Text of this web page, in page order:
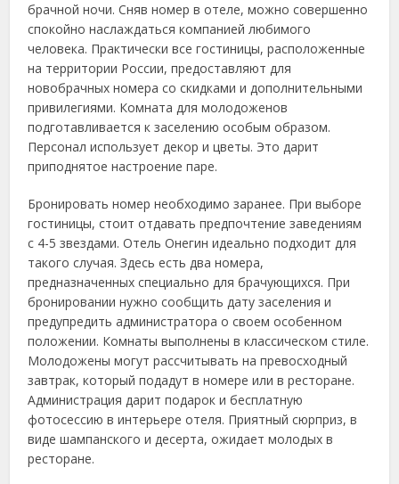
брачной ночи. Сняв номер в отеле, можно совершенно
спокойно наслаждаться компанией любимого
человека. Практически все гостиницы, расположенные
на территории России, предоставляют для
новобрачных номера со скидками и дополнительными
привилегиями. Комната для молодоженов
подготавливается к заселению особым образом.
Персонал использует декор и цветы. Это дарит
приподнятое настроение паре.
Бронировать номер необходимо заранее. При выборе
гостиницы, стоит отдавать предпочтение заведениям
с 4-5 звездами. Отель Онегин идеально подходит для
такого случая. Здесь есть два номера,
предназначенных специально для брачующихся. При
бронировании нужно сообщить дату заселения и
предупредить администратора о своем особенном
положении. Комнаты выполнены в классическом стиле.
Молодожены могут рассчитывать на превосходный
завтрак, который подадут в номере или в ресторане.
Администрация дарит подарок и бесплатную
фотосессию в интерьере отеля. Приятный сюрприз, в
виде шампанского и десерта, ожидает молодых в
ресторане.